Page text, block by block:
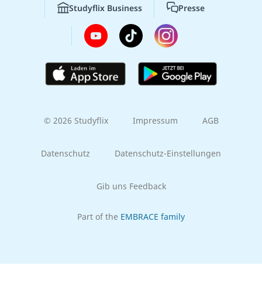
Studyflix Business Presse
© 2026 Studyflix Impressum AGB
Datenschutz Datenschutz-Einstellungen
Gib uns Feedback
Part of the EMBRACE family